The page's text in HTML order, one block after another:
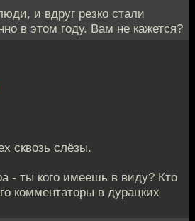
и вдруг резко стали
в этом году. Вам не кажется?
сквозь слёзы.
- ты кого имеешь в виду? Кто
комментаторы в дурацких